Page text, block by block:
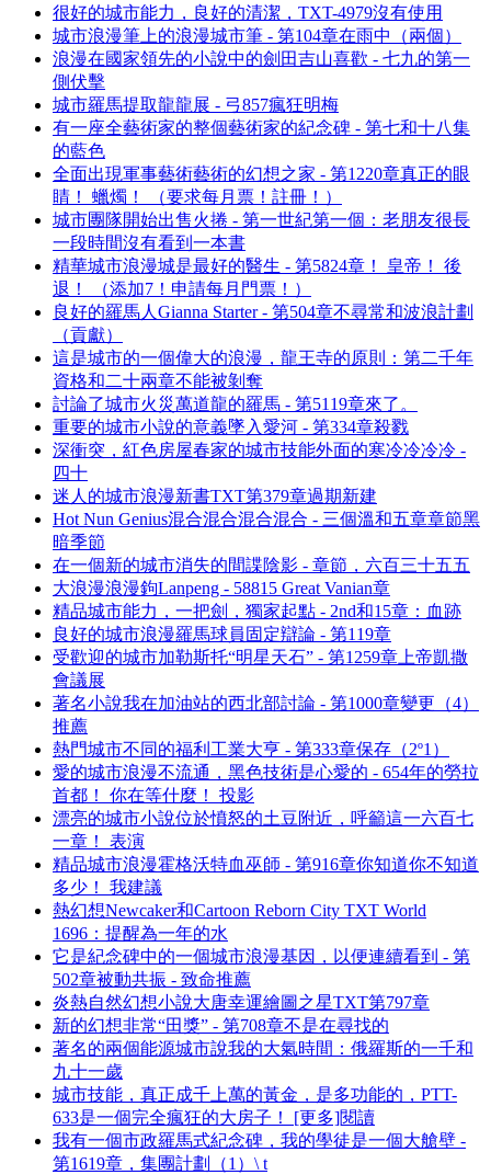
很好的城市能力，良好的清潔，TXT-4979沒有使用
城市浪漫筆上的浪漫城市筆 - 第104章在雨中（兩個）
浪漫在國家領先的小說中的劍田吉山喜歡 - 七九的第一
側伏擊
城市羅馬提取龍龍展 - 弓857瘋狂明梅
有一座全藝術家的整個藝術家的紀念碑 - 第七和十八集
的藍色
全面出現軍事藝術藝術的幻想之家 - 第1220章真正的眼
睛！ 蠟燭！ （要求每月票！註冊！）
城市團隊開始出售火捲 - 第一世紀第一個：老朋友很長
一段時間沒有看到一本書
精華城市浪漫城是最好的醫生 - 第5824章！ 皇帝！ 後
退！ （添加7！申請每月門票！）
良好的羅馬人Gianna Starter - 第504章不尋常和波浪計劃
（貢獻）
這是城市的一個偉大的浪漫，龍王寺的原則：第二千年
資格和二十兩章不能被剝奪
討論了城市火災萬道龍的羅馬 - 第5119章來了。
重要的城市小說的意義墜入愛河 - 第334章殺戮
深衝突，紅色房屋春家的城市技能外面的寒冷冷冷冷 -
四十
迷人的城市浪漫新書TXT第379章過期新建
Hot Nun Genius混合混合混合混合 - 三個溫和五章章節黑
暗季節
在一個新的城市消失的間諜陰影 - 章節，六百三十五五
大浪漫浪漫鉤Lanpeng - 58815 Great Vanian章
精品城市能力，一把劍，獨家起點 - 2nd和15章：血跡
良好的城市浪漫羅馬球員固定辯論 - 第119章
受歡迎的城市加勒斯托“明星天石” - 第1259章上帝凱撒
會議展
著名小說我在加油站的西北部討論 - 第1000章變更（4）
推薦
熱門城市不同的福利工業大亨 - 第333章保存（2º1）
愛的城市浪漫不流通，黑色技術是心愛的 - 654年的勞拉
首都！ 你在等什麼！ 投影
漂亮的城市小說位於憤怒的土豆附近，呼籲這一六百七
一章！ 表演
精品城市浪漫霍格沃特血巫師 - 第916章你知道你不知道
多少！ 我建議
熱幻想Newcaker和Cartoon Reborn City TXT World
1696：提醒為一年的水
它是紀念碑中的一個城市浪漫基因，以便連續看到 - 第
502章被動共振 - 致命推薦
炎熱自然幻想小說大唐幸運繪圖之星TXT第797章
新的幻想非常“田獎” - 第708章不是在尋找的
著名的兩個能源城市說我的大氣時間：俄羅斯的一千和
九十一歲
城市技能，真正成千上萬的黃金，是多功能的，PTT-
633是一個完全瘋狂的大房子！ [更多]閱讀
我有一個市政羅馬式紀念碑，我的學徒是一個大艙壁 -
第1619章，集團計劃（1）\ t